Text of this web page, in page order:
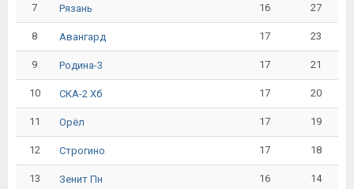
7 Рязань 16 27
8 Авангард 17 23
9 Родина-3 17 21
10 СКА-2 Хб 17 20
11 Орёл 17 19
12 Строгино 17 18
13 Зенит Пн 16 14